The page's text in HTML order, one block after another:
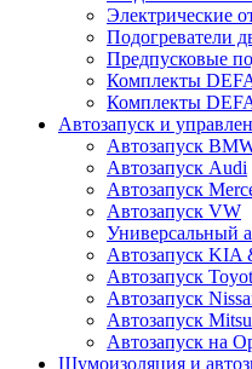
Электрические
Подогреватели
Предпусковые
Комплекты
Комплекты
Автозапуск и
Автозапуск
Автозапуск Audi
Автозапуск
Автозапуск VW
Универсальный
Автозапуск KIA
Автозапуск
Автозапуск
Автозапуск
Автозапуск на
Шумоизоляция и